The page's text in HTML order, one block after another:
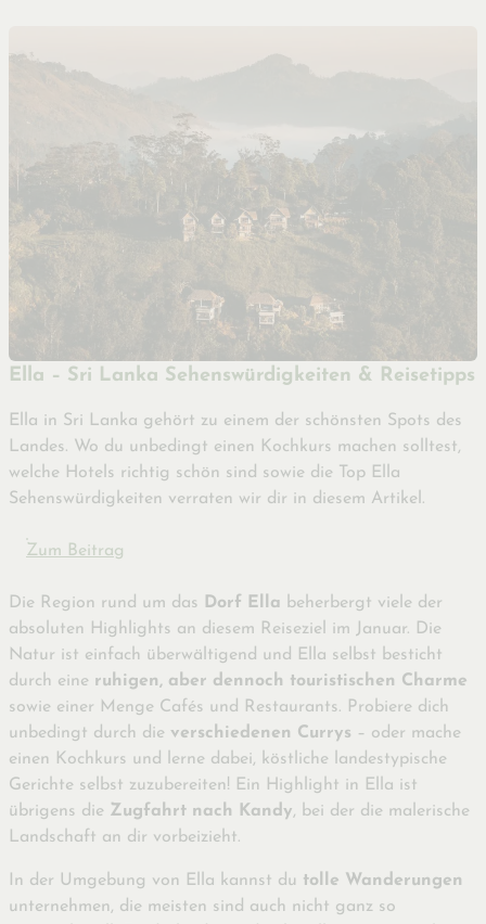
Ella – Sri Lanka Sehenswürdigkeiten & Reisetipps
Ella in Sri Lanka gehört zu einem der schönsten Spots des
Landes. Wo du unbedingt einen Kochkurs machen solltest,
welche Hotels richtig schön sind sowie die Top Ella
Sehenswürdigkeiten verraten wir dir in diesem Artikel.
Zum Beitrag
Die Region rund um das Dorf Ella beherbergt viele der
absoluten Highlights an diesem Reiseziel im Januar. Die
Natur ist einfach überwältigend und Ella selbst besticht
durch eine ruhigen, aber dennoch touristischen Charme
sowie einer Menge Cafés und Restaurants. Probiere dich
unbedingt durch die verschiedenen Currys – oder mache
einen Kochkurs und lerne dabei, köstliche landestypische
Gerichte selbst zuzubereiten! Ein Highlight in Ella ist
übrigens die Zugfahrt nach Kandy, bei der die malerische
Landschaft an dir vorbeizieht.
In der Umgebung von Ella kannst du tolle Wanderungen
unternehmen, die meisten sind auch nicht ganz so